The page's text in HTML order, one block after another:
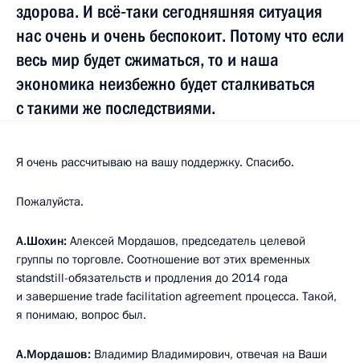
здорова. И всё‑таки сегодняшняя ситуация
нас очень и очень беспокоит. Потому что если
весь мир будет сжиматься, то и наша
экономика неизбежно будет сталкиваться
с такими же последствиями.
Я очень рассчитываю на вашу поддержку. Спасибо.
Пожалуйста.
А.Шохин: Алексей Мордашов, председатель целевой
группы по торговле. Соотношение вот этих временных
standstill-обязательств и продления до 2014 года
и завершение trade facilitation agreement процесса. Такой,
я понимаю, вопрос был.
А.Мордашов: Владимир Владимирович, отвечая на Ваши